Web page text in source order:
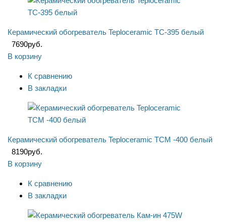
Керамический обогреватель Teploceramic ТС-395 белый
7690руб.
В корзину
К сравнению
В закладки
Керамический обогреватель Teploceramic ТСМ -400 белый
8190руб.
В корзину
К сравнению
В закладки